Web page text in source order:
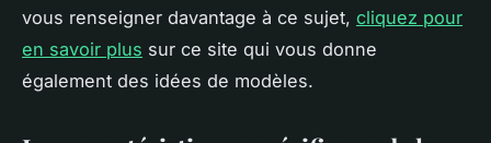
vous renseigner davantage à ce sujet, cliquez pour
en savoir plus sur ce site qui vous donne
également des idées de modèles.